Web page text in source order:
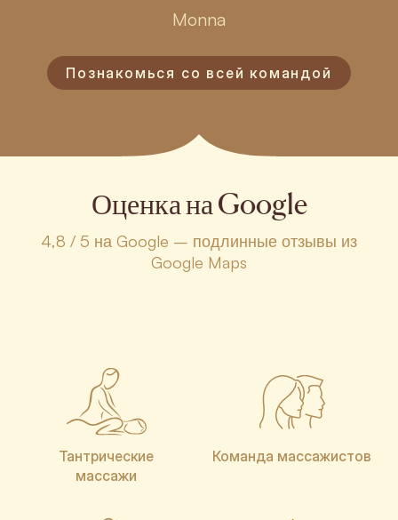
Monna
Познакомься со всей командой
Оценка на Google
4,8 / 5 на Google – подлинные отзывы из
Google Maps
Тантрические
массажи
Команда массажистов